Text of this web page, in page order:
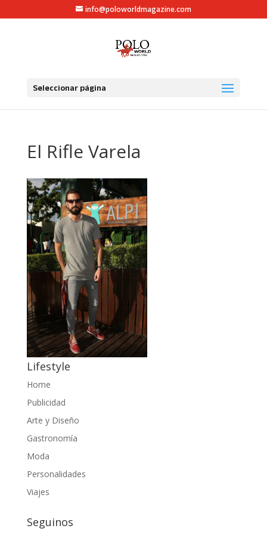
info@poloworldmagazine.com
Seleccionar página
El Rifle Varela
Lifestyle
Home
Publicidad
Arte y Diseño
Gastronomía
Moda
Personalidades
Viajes
Seguinos